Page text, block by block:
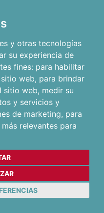
y otras tecnologías
su experiencia de
fines: para habilitar
web, para brindar
sitio web, medir su
y servicios y
de marketing, para
relevantes para